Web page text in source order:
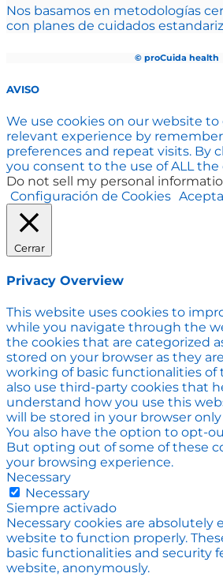
Nos basamos en metodologías
con planes de cuidados
© proCuida health
AVISO
We use cookies on our website
relevant experience by
preferences and repeat visits. By
you consent to the use of ALL the
Do not sell my personal
Configuración de Cookies
Cerrar
Privacy Overview
This website uses cookies to
while you navigate through the
the cookies that are categorized
stored on your browser as they
working of basic functionalities of
also use third-party cookies that
understand how you use this
will be stored in your browser
You also have the option to opt-
But opting out of some of these
your browsing experience.
Necessary
Necessary
Siempre activado
Necessary cookies are absolutely
website to function properly.
basic functionalities and security
website, anonymously.